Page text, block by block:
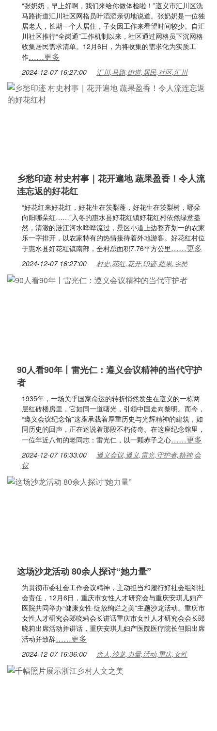
“张奶奶，早上好啊，我们来给你做体检啦！”遵义市汇川区洗
马路街道汇川社区网格员叶滔滔亲切地说道。张奶奶是一位独
居老人，长期一个人居住，子女因工作来看望时间较少。自汇
川社区推行“全岗通”工作机制以来，社区通过网格员下沉网格
收集居民需求清单。12月6日，为将收集的需求化为实质工
作……更多
2024-12-07 16:27:00 汇川,马路,街道,居民,社区,汇川
乡愁印迹 村史村事｜花开遍地 蔬果盈香！令人流
连忘返的好花红
“好花红来好花红，好花生在茨梨蓬，好花生在茨梨树，哪朵
向阳哪朵红……”入冬的惠水县好花红镇好花红村依然绿意盎
然，清澈的涟江河水哗哗流过，景区小道上边整齐划一的农家
乐一字排开，以农家特有的热情接待着外地游客。好花红村位
于惠水县好花红镇南部，全村总面积7.76平方公里……更多
2024-12-07 16:27:00 村史,花红,花开,印迹,蔬果,乡愁
90人看90年丨雷光仁：遵义会议精神的当代守护
者
1935年，一场关乎国家命运的转折悄然发生在遵义的一栋两
层红砖楼房里，它如同一道曙光，引领中国走向黎明。而今，
“遵义会议纪念馆”这座承载着厚重历史与光辉精神的建筑，如
同历史的回声，正在述说着那段不朽传奇。在这座纪念馆里，
一位年近八旬的老同志：雷光仁，以一颗赤子之心……更多
2024-12-07 16:33:00
遵义会议,遵义,雷光,守护者,精神,会
议
这场沙龙活动 80余人探讨“她力量”
为贯彻市委社会工作会议精神，主动担当和履行好社会组织社
会责任，12月6日，重庆市女性人才研究会与重庆安琪儿妇产
医院共同举办“健康女性·绽放绚烂之美”主题沙龙活动。重庆市
女性人才研究会郎晓莉会长讲话重庆市女性人才研究会会长郎
晓莉出席活动并讲话，重庆安琪儿妇产医院医疗院长但阳出席
活动并致辞……更多
2024-12-07 16:36:00 余人,沙龙,力量,活动,重庆,女性